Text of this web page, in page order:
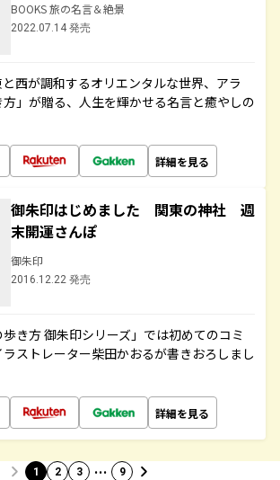
BOOKS 旅の名言＆絶景
2022.07.14 発売
西が調和するオリエンタルな世界、アラ
」が贈る、人生を輝かせる名言と癒やしの
詳細を見る
御朱印はじめました 関東の神社 週
末開運さんぽ
御朱印
2016.12.22 発売
き方 御朱印シリーズ」では初めてのコミ
ストレーター柴田かおるが書きおろしまし
詳細を見る
1 2 3 … 9